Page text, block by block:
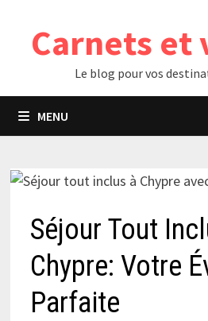
contenuCarnets et
Le blog pour vos
MENU
Séjour Tout
Chypre: Votre
Parfaite